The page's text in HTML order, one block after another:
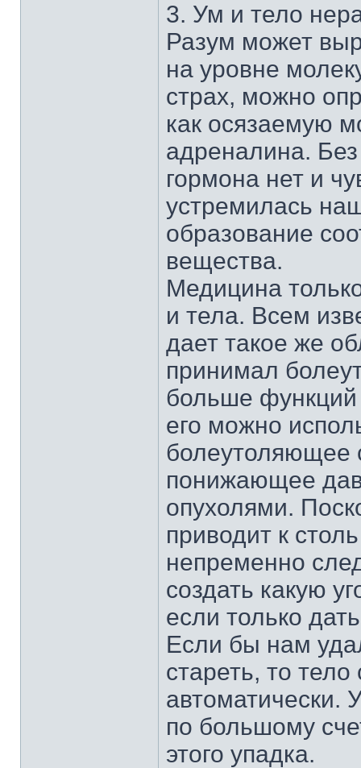
3. Ум и тело
Разум может
на уровне
страх, можно
как осязаемую
адреналина. Без
гормона нет и
устремилась
образование
вещества.
Медицина
и тела. Всем
дает такое же
принимал
больше функций
его можно
болеутоляющее
понижающее
опухолями.
приводит к
непременно
создать какую
если только
Если бы нам
стареть, то
автоматически.
по большому
этого упадка.